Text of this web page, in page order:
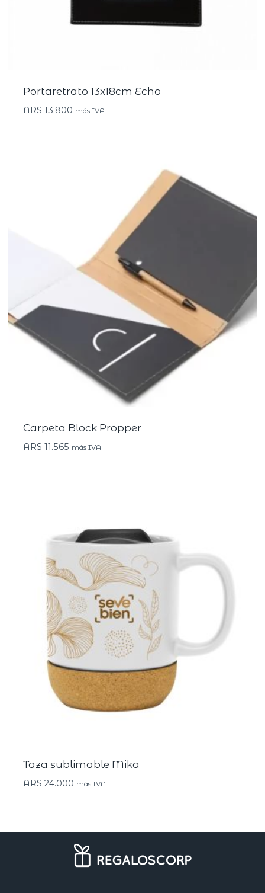
Portaretrato 13x18cm Echo
ARS 13.800 más IVA
Carpeta Block Propper
ARS 11.565 más IVA
Taza sublimable Mika
ARS 24.000 más IVA